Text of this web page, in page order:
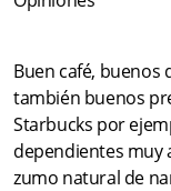
Buen café, buenos
también buenos
Starbucks por
dependientes muy
zumo natural de